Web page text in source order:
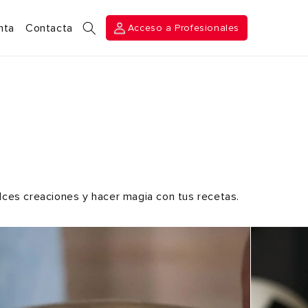
Contacta Acceso a Profesionales
Profesionales
creaciones y hacer magia con tus recetas.